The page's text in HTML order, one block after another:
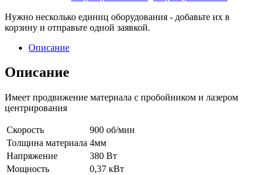
Нужно несколько единиц оборудования - добавьте их в
корзину и отправьте одной заявкой.
Описание
Описание
Имеет продвижение материала с пробойником и лазером
центрирования
Скорость
900 об/мин
Толщина материала 4мм
Напряжение
380 Вт
Мощность
0,37 кВт